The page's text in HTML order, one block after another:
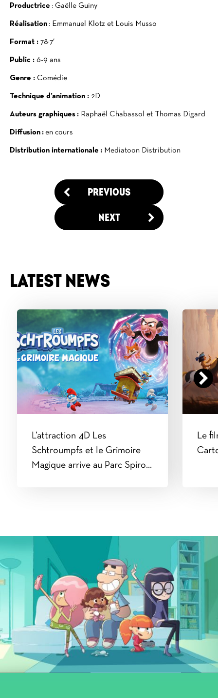
Productrice : Gaëlle Guiny
Réalisation : Emmanuel Klotz et Louis Musso
Format : 78×7′
Public : 6-9 ans
Genre : Comédie
Technique d’animation : 2D
Auteurs graphiques : Raphaël Chabassol et Thomas Digard
Diffusion : en cours
Distribution internationale : Mediatoon Distribution
PREVIOUS
NEXT
LATEST NEWS
L’attraction 4D Les
Schtroumpfs et le Grimoire
Magique arrive au Parc Spirou
Le